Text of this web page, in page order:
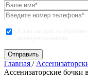
Главная /
Ассенизаторские